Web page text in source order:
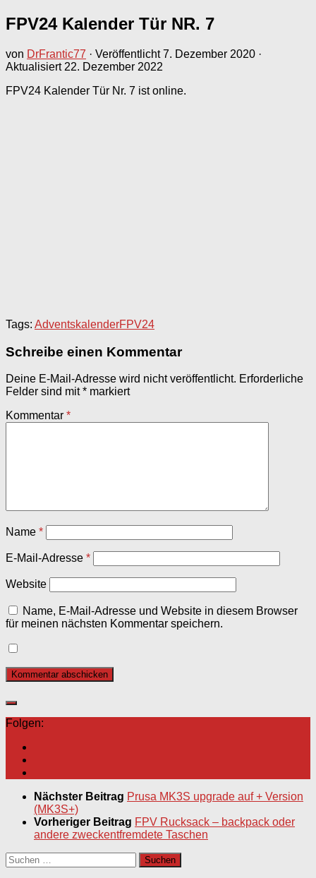
FPV24 Kalender Tür NR. 7
von DrFrantic77 · Veröffentlicht7. Dezember 2020 ·
Aktualisiert 22. Dezember 2022
FPV24 Kalender Tür Nr. 7 ist online.
Tags: AdventskalenderFPV24
Schreibe einen Kommentar
Deine E-Mail-Adresse wird nicht veröffentlicht. Erforderliche
Felder sind mit* markiert
Kommentar *
Name *
E-Mail-Adresse *
Website
Name, E-Mail-Adresse und Website in diesem Browser
für meinen nächsten Kommentar speichern.
Folgen:
Nächster Beitrag Prusa MK3S upgrade auf + Version
(MK3S+)
Vorheriger Beitrag FPV Rucksack – backpack oder
andere zweckentfremdete Taschen
Suchen
nach: